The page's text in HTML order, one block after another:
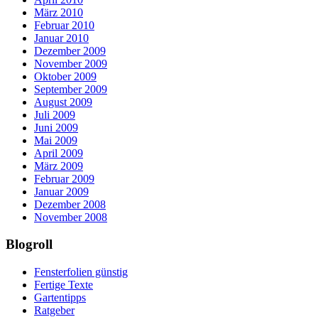
März 2010
Februar 2010
Januar 2010
Dezember 2009
November 2009
Oktober 2009
September 2009
August 2009
Juli 2009
Juni 2009
Mai 2009
April 2009
März 2009
Februar 2009
Januar 2009
Dezember 2008
November 2008
Blogroll
Fensterfolien günstig
Fertige Texte
Gartentipps
Ratgeber